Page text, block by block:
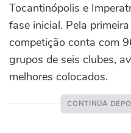
Tocantinópolis e
fase inicial. Pela
competição conta com
grupos de seis clubes,
melhores colocados.